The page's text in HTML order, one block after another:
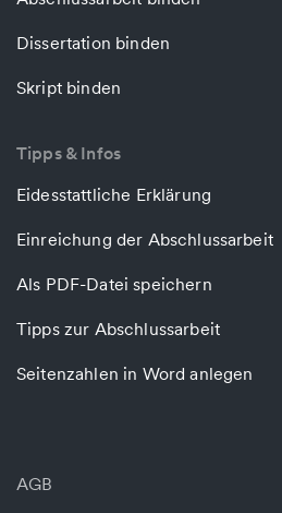
Dissertation binden
Skript binden
Tipps & Infos
Eidesstattliche Erklärung
Einreichung der Abschlussarbeit
Als PDF-Datei speichern
Tipps zur Abschlussarbeit
Seitenzahlen in Word anlegen
AGB